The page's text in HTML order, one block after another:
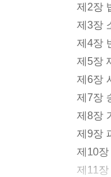
제2장
제3장
제4장
제5장
제6장
제7장
제8장
제9장
제10
제11장